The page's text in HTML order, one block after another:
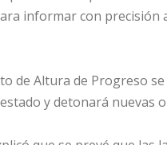
informar con
de Altura de Progreso
y detonará nuevas